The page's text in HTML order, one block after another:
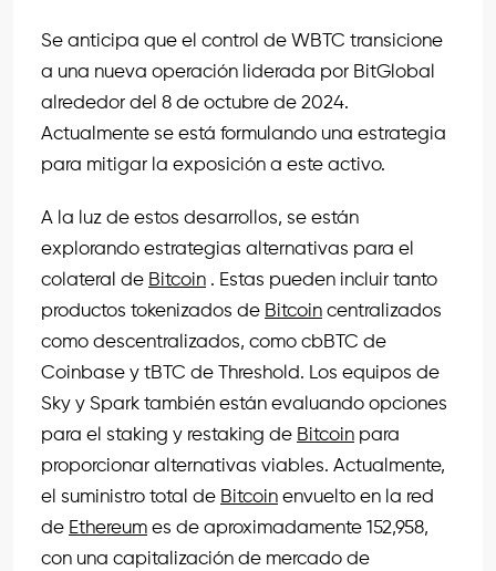
Se anticipa que el control de WBTC transicione
a una nueva operación liderada por BitGlobal
alrededor del 8 de octubre de 2024.
Actualmente se está formulando una estrategia
para mitigar la exposición a este activo.
A la luz de estos desarrollos, se están
explorando estrategias alternativas para el
colateral de Bitcoin . Estas pueden incluir tanto
productos tokenizados de Bitcoin centralizados
como descentralizados, como cbBTC de
Coinbase y tBTC de Threshold. Los equipos de
Sky y Spark también están evaluando opciones
para el staking y restaking de Bitcoin para
proporcionar alternativas viables. Actualmente,
el suministro total de Bitcoin envuelto en la red
de Ethereum es de aproximadamente 152,958,
con una capitalización de mercado de